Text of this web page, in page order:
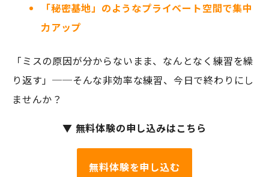
「秘密基地」のようなプライベート空間で集中
力アップ
「ミスの原因が分からないまま、なんとなく練習を繰
り返す」──そんな非効率な練習、今日で終わりにし
ませんか？
▼ 無料体験の申し込みはこちら
無料体験を申し込む